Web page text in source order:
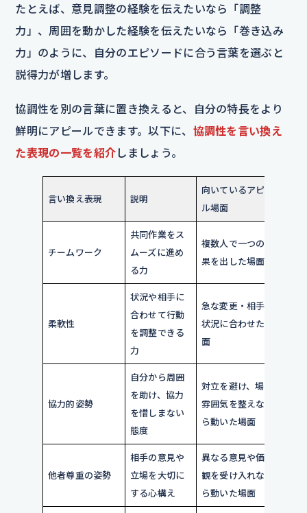
たとえば、意見調整の経験を伝えたいなら「調整
力」、周囲を動かした経験を伝えたいなら「巻き込み
力」のように、自分のエピソードに合う言葉を選ぶと
説得力が増します。
協調性を別の言葉に置き換えると、自分の特長をより
鮮明にアピールできます。以下に、 協調性を言い換え
た表現の一覧を紹介 しましょう。
言い換え表現 説明
向いているアピー
ル場面
チームワーク
共同作業をス
ムーズに進め
る力
複数人で一つの成
果を出した場面
柔軟性
状況や相手に
合わせて行動
を調整できる
力
急な変更・相手の
状況に合わせた場
面
協力的姿勢
自分から周囲
を助け、協力
を惜しまない
態度
対立を避け、場の
雰囲気を整えなが
ら動いた場面
他者尊重の姿勢
相手の意見や
立場を大切に
する心構え
異なる意見や価値
観を受け入れなが
ら動いた場面